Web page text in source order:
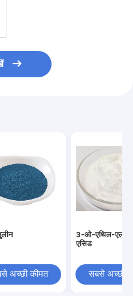
अच्छी कीमत
3-ओ-एथिल-एल-
एसिड
सबसे अच्छी